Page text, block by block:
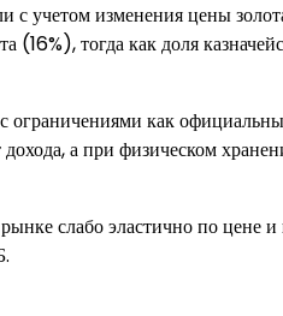
с учетом изменения цены
(16%), тогда как доля
с ограничениями как
а при физическом
слабо эластично по